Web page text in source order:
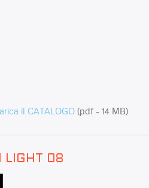
il CATALOGO (pdf - 14 MB)
LIGHT 08